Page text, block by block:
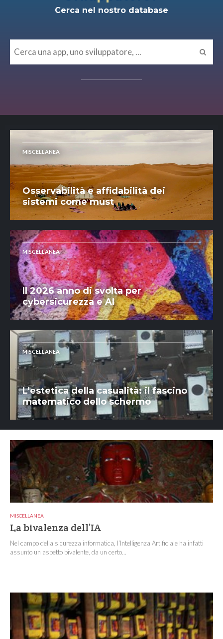
Cerca nel nostro database
MISCELLANEA
Osservabilità e affidabilità dei
sistemi come must
MISCELLANEA
Il 2026 anno di svolta per
cybersicurezza e AI
MISCELLANEA
L’estetica della casualità: il fascino
matematico dello schermo
MISCELLANEA
La bivalenza dell’IA
Nel campo della sicurezza informatica, l’Intelligenza Artificiale ha infatti
assunto un aspetto bivalente, da un certo...